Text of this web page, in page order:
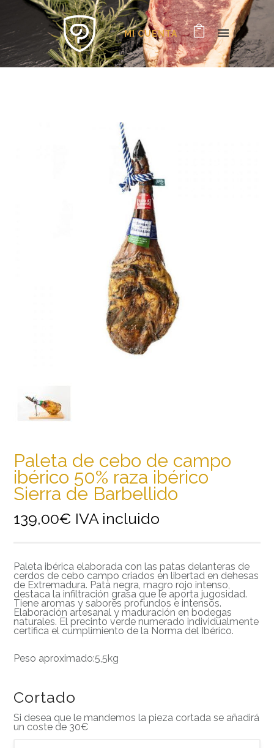
MI CUENTA
Paleta de cebo de campo
ibérico 50% raza ibérico
Sierra de Barbellido
139,00€ IVA incluido
Paleta ibérica elaborada con las patas delanteras de
cerdos de cebo campo criados en libertad en dehesas
de Extremadura. Pata negra, magro rojo intenso,
destaca la infiltración grasa que le aporta jugosidad.
Tiene aromas y sabores profundos e intensos.
Elaboración artesanal y maduración en bodegas
naturales. El precinto verde numerado individualmente
certifica el cumplimiento de la Norma del Ibérico.
Peso aproximado:5,5kg
Cortado
Si desea que le mandemos la pieza cortada se añadirá
un coste de 30€